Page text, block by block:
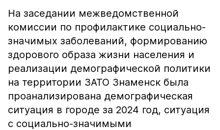
На заседании межведомственной
комиссии по профилактике социально-
значимых заболеваний, формированию
здорового образа жизни населения и
реализации демографической политики
на территории ЗАТО Знаменск была
проанализирована демографическая
ситуация в городе за 2024 год, ситуация
с социально-значимыми